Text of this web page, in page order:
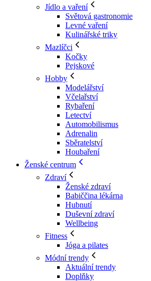
Jídlo a vaření
Světová gastronomie
Levné vaření
Kulinářské triky
Mazlíčci
Kočky
Pejskové
Hobby
Modelářství
Včelařství
Rybaření
Letectví
Automobilismus
Adrenalin
Sběratelství
Houbaření
Ženské centrum
Zdraví
Ženské zdraví
Babiččina lékárna
Hubnutí
Duševní zdraví
Wellbeing
Fitness
Jóga a pilates
Módní trendy
Aktuální trendy
Doplňky